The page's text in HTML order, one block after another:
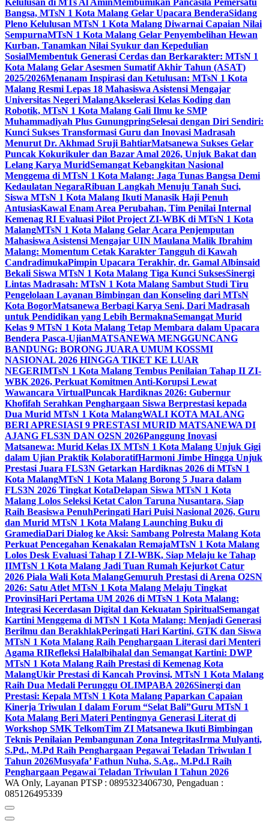
Kelulusan di MTs Al Amin Membumikan Pancasila Pemersatu
Bangsa, MTsN 1 Kota Malang Gelar Upacara BenderaSidang
Pleno Kelulusan MTsN 1 Kota Malang Diwarnai Capaian Nilai
SempurnaMTsN 1 Kota Malang Gelar Penyembelihan Hewan
Kurban, Tanamkan Nilai Syukur dan Kepedulian
SosialMembentuk Generasi Cerdas dan Berkarakter: MTsN 1
Kota Malang Gelar Asesmen Sumatif Akhir Tahun (ASAT)
2025/2026Menanam Inspirasi dan Ketulusan: MTsN 1 Kota
Malang Resmi Lepas 18 Mahasiswa Asistensi Mengajar
Universitas Negeri MalangAkselerasi Kelas Koding dan
Robotik, MTsN 1 Kota Malang Gali Ilmu ke SMP
Muhammadiyah Plus GunungpringSelesai dengan Diri Sendiri:
Kunci Sukses Transformasi Guru dan Inovasi Madrasah
Menurut Dr. Akhmad Sruji BahtiarMatsanewa Sukses Gelar
Puncak Kokurikuler dan Bazar Amal 2026, Unjuk Bakat dan
Lelang Karya MuridSemangat Kebangkitan Nasional
Menggema di MTsN 1 Kota Malang: Jaga Tunas Bangsa Demi
Kedaulatan NegaraRibuan Langkah Menuju Tanah Suci,
Siswa MTsN 1 Kota Malang Ikuti Manasik Haji Penuh
AntusiasKawal Enam Area Perubahan, Tim Penilai Internal
Kemenag RI Evaluasi Pilot Project ZI-WBK di MTsN 1 Kota
MalangMTsN 1 Kota Malang Gelar Acara Penjemputan
Mahasiswa Asistensi Mengajar UIN Maulana Malik Ibrahim
Malang: Momentum Cetak Karakter Tangguh di Kawah
CandradimukaPimpin Upacara Terakhir, dr. Gamal Albinsaid
Bekali Siswa MTsN 1 Kota Malang Tiga Kunci SuksesSinergi
Lintas Madrasah: MTsN 1 Kota Malang Sambut Studi Tiru
Pengelolaan Layanan Bimbingan dan Konseling dari MTsN
Kota BogorMatsanewa Berbagi Karya Seni, Dari Madrasah
untuk Pendidikan yang Lebih BermaknaSemangat Murid
Kelas 9 MTsN 1 Kota Malang Tetap Membara dalam Upacara
Bendera Pasca-UjianMATSANEWA MENGGUNCANG
BANDUNG: BORONG JUARA UMUM KOSSMI
NASIONAL 2026 HINGGA TIKET KE LUAR
NEGERIMTsN 1 Kota Malang Tembus Penilaian Tahap II ZI-
WBK 2026, Perkuat Komitmen Anti-Korupsi Lewat
Wawancara VirtualPuncak Hardiknas 2026: Gubernur
Khofifah Serahkan Penghargaan Siswa Berprestasi kepada
Dua Murid MTsN 1 Kota MalangWALI KOTA MALANG
BERI APRESIASI 9 PRESTASI MURID MATSANEWA DI
AJANG FLS3N DAN O2SN 2026Panggung Inovasi
Matsanewa: Murid Kelas IX MTsN 1 Kota Malang Unjuk Gigi
dalam Ujian Praktik KolaboratifHarmoni Jimbe Hingga Unjuk
Prestasi Juara FLS3N Getarkan Hardiknas 2026 di MTsN 1
Kota MalangMTsN 1 Kota Malang Borong 5 Juara dalam
FLS3N 2026 Tingkat KotaDelapan Siswa MTsN 1 Kota
Malang Lolos Seleksi Ketat Calon Taruna Nusantara, Siap
Raih Beasiswa PenuhPeringati Hari Puisi Nasional 2026, Guru
dan Murid MTsN 1 Kota Malang Launching Buku di
GramediaDari Dialog ke Aksi: Sambang Polresta Malang Kota
Perkuat Pencegahan Kenakalan RemajaMTsN 1 Kota Malang
Lolos Desk Evaluasi Tahap I ZI-WBK, Siap Melaju ke Tahap
IIMTsN 1 Kota Malang Jadi Tuan Rumah Kejurkot Catur
2026 Piala Wali Kota MalangGemuruh Prestasi di Arena O2SN
2026: Satu Atlet MTsN 1 Kota Malang Melaju Tingkat
ProvinsiHari Pertama UM 2026 di MTsN 1 Kota Malang:
Integrasi Kecerdasan Digital dan Kekuatan SpiritualSemangat
Kartini Menggema di MTsN 1 Kota Malang: Menjadi Generasi
Berilmu dan BerakhlakPeringati Hari Kartini, GTK dan Siswa
MTsN 1 Kota Malang Raih Penghargaan Literasi dari Menteri
Agama RIRefleksi Halalbihalal dan Semangat Kartini: DWP
MTsN 1 Kota Malang Raih Prestasi di Kemenag Kota
MalangUkir Prestasi di Kancah Provinsi, MTsN 1 Kota Malang
Raih Dua Medali Perunggu OLIMPABA 2026Sinergi dan
Prestasi: Kepala MTsN 1 Kota Malang Paparkan Capaian
Kinerja Triwulan I dalam Forum “Selat Bali”Guru MTsN 1
Kota Malang Beri Materi Pentingnya Generasi Literat di
Workshop SMK TelkomTim ZI Matsanewa Ikuti Bimbingan
Teknis Penilaian Pembangunan Zona IntegritasIrma Mulyanti,
S.Pd., M.Pd Raih Penghargaan Pegawai Teladan Triwulan I
Tahun 2026Musyafa’ Fathun Nuha, S.Ag., M.Pd.I Raih
Penghargaan Pegawai Teladan Triwulan I Tahun 2026
WA Only, Layanan PTSP : 0895323406730, Pengaduan :
085126495339